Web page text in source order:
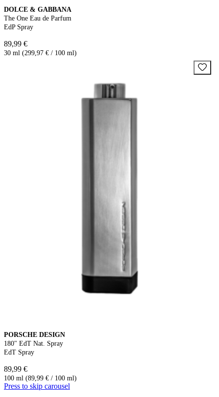
DOLCE & GABBANA
The One Eau de Parfum
EdP Spray
89,99 €
30 ml (299,97 € / 100 ml)
PORSCHE DESIGN
180" EdT Nat. Spray
EdT Spray
89,99 €
100 ml (89,99 € / 100 ml)
Press to skip carousel